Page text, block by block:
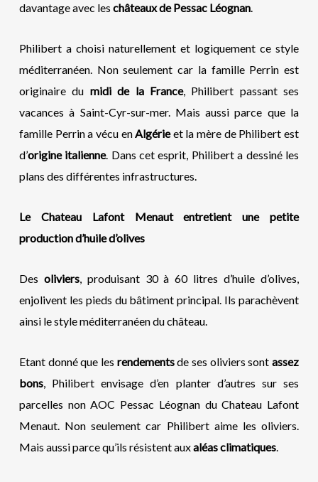
davantage avec les châteaux de Pessac Léognan.
Philibert a choisi naturellement et logiquement ce style
méditerranéen. Non seulement car la famille Perrin est
originaire du midi de la France, Philibert passant ses
vacances à Saint-Cyr-sur-mer. Mais aussi parce que la
famille Perrin a vécu enAlgérieet la mère de Philibert est
d’origine italienne. Dans cet esprit, Philibert a dessiné les
plans des différentes infrastructures.
Le Chateau Lafont Menaut entretient une petite
production d’huile d’olives
Des oliviers, produisant 30 à 60 litres d’huile d’olives,
enjolivent les pieds du bâtiment principal. Ils parachèvent
ainsi le style méditerranéen du château.
Etant donné que les rendementsde ses oliviers sontassez
bons, Philibert envisage d’en planter d’autres sur ses
parcelles non AOC Pessac Léognan du Chateau Lafont
Menaut. Non seulement car Philibert aime les oliviers.
Mais aussi parce qu’ils résistent auxaléas climatiques.